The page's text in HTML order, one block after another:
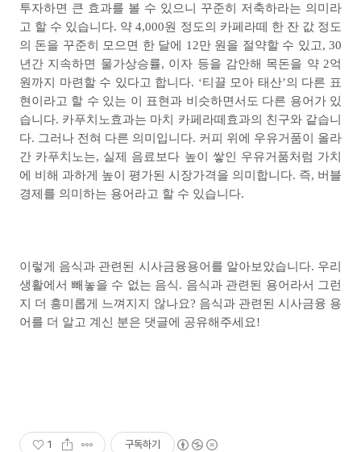
투자하면 큰 효과를 볼 수 있으니 꾸준히 저축하라는 의미라
고 할 수 있습니다. 약 4,000원 정도의 카페라떼 한 잔 값 정도
의 돈을 꾸준히 모으면 한 달에
12만 원을 절약할 수 있고, 30
년간 지속하면 물가상승률, 이자 등을 감안해 목돈을 약2억
원까지 마련할 수 있다고 합니다. ‘티끌 모아 태산’의 다른 표
현이라고 할 수 있는 이 표현과 비슷하면서도 다른 용어가 있
습니다. 카푸치노효과는 마치 카페라떼효과의 친구와 같습니
다. 그러나 전혀 다른 의미입니다. 커피 위에 우유거품이 올라
간 카푸치노는, 실제 음료보다 높이 쌓인 우유거품처럼 가치
에 비해 과하게 높이 평가된 시장가격을 의미합니다. 즉, 버블
경제를 의미하는 용어라고 할 수 있습니다.
이렇게 음식과 관련된 시사금융용어를 알아보았습니다. 우리
생활에서 빼놓을 수 없는 음식. 음식과 관련된 용어라서 그런
지 더 흥미롭게 느껴지지 않나요? 음식과 관련된 시사금융 용
어를 더 알고 계신 분은 댓글에 공유해주세요!
1 구독하기